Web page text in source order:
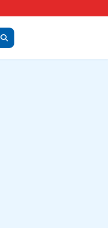
Display the search form